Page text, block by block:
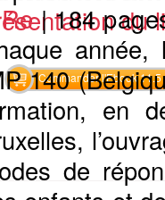
du
Commander l'Ebook 11.5
|184
année,
140
en
de